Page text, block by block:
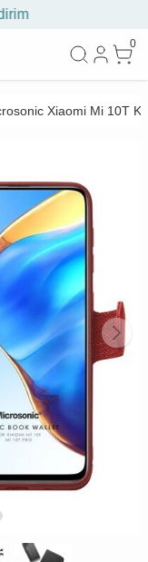
0
Xiaomi Mi 10T